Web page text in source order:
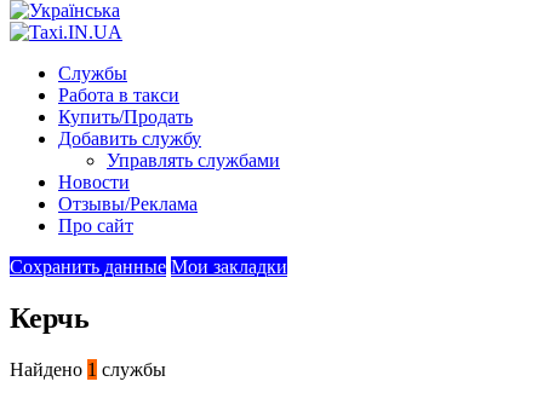
Службы
Работа в такси
Купить/Продать
Добавить службу
Управлять службами
Новости
Отзывы/Реклама
Про сайт
Сохранить данные Мои закладки
Керчь
Найдено 1 службы